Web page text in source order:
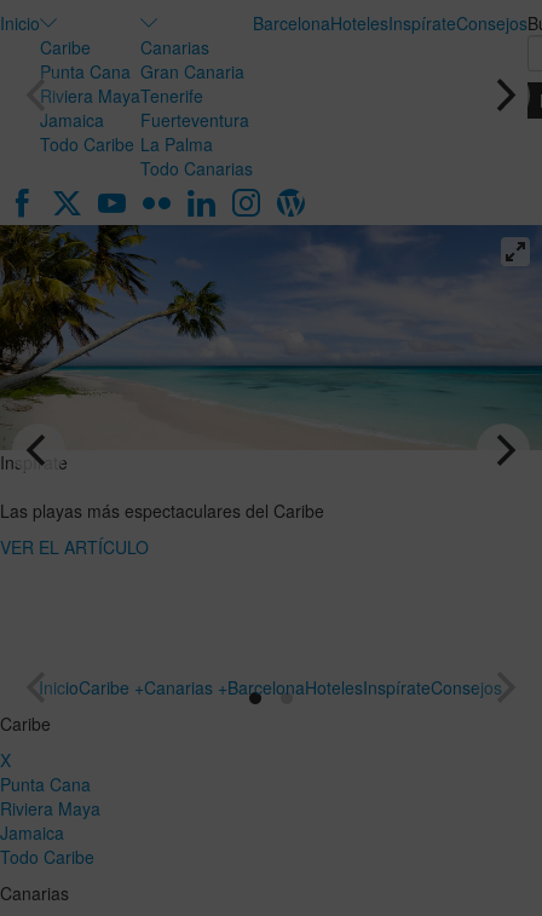
Inicio
Caribe
Punta Cana
Riviera Maya
Jamaica
Todo Caribe
Canarias
Gran Canaria
Tenerife
Fuerteventura
La Palma
Todo Canarias
BarcelonaHotelesInspírateConsejos
Inspírate
VER EL
miel en
ideal para
InicioCaribe +Canarias +BarcelonaHotelesInspírateConsejos
Caribe
X
Punta Cana
Riviera Maya
Jamaica
Todo Caribe
Canarias